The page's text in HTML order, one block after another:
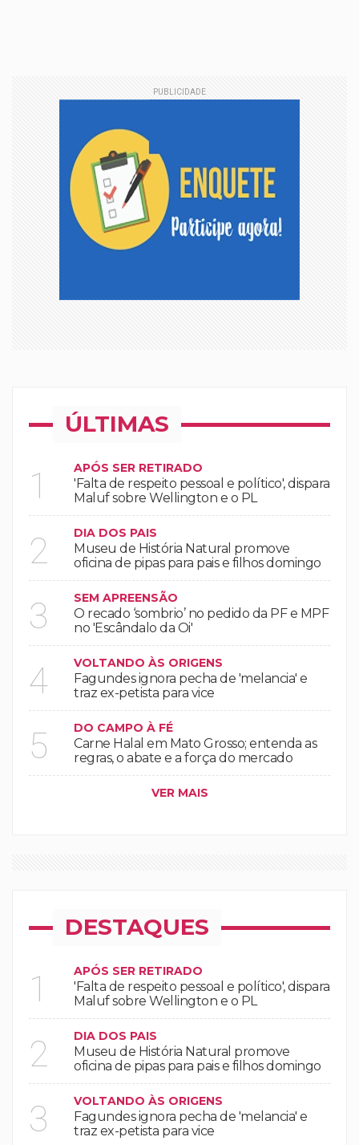
PUBLICIDADE
ÚLTIMAS
1 APÓS SER RETIRADO
'Falta de respeito pessoal e político', dispara
Maluf sobre Wellington e o PL
2 DIA DOS PAIS
Museu de História Natural promove
oficina de pipas para pais e filhos domingo
3 SEM APREENSÃO
O recado ‘sombrio’ no pedido da PF e MPF
no 'Escândalo da Oi'
4 VOLTANDO ÀS ORIGENS
Fagundes ignora pecha de 'melancia' e
traz ex-petista para vice
5 DO CAMPO À FÉ
Carne Halal em Mato Grosso; entenda as
regras, o abate e a força do mercado
VER MAIS
DESTAQUES
1 APÓS SER RETIRADO
'Falta de respeito pessoal e político', dispara
Maluf sobre Wellington e o PL
2 DIA DOS PAIS
Museu de História Natural promove
oficina de pipas para pais e filhos domingo
3 VOLTANDO ÀS ORIGENS
Fagundes ignora pecha de 'melancia' e
traz ex-petista para vice